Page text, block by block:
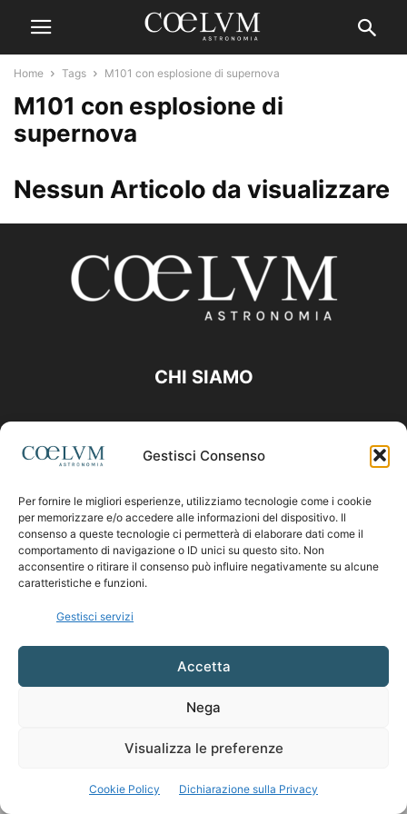
Gestisci Consenso
Per fornire le migliori esperienze, utilizziamo tecnologie come i cookie
per memorizzare e/o accedere alle informazioni del dispositivo. Il
consenso a queste tecnologie ci permetterà di elaborare dati come il
comportamento di navigazione o ID unici su questo sito. Non
acconsentire o ritirare il consenso può influire negativamente su alcune
caratteristiche e funzioni.
Gestisci servizi
Accetta
Nega
Visualizza le preferenze
Cookie Policy Dichiarazione sulla Privacy
Home Tags M101 con esplosione di supernova
M101 con esplosione di
supernova
Nessun Articolo da visualizzare
CHI SIAMO